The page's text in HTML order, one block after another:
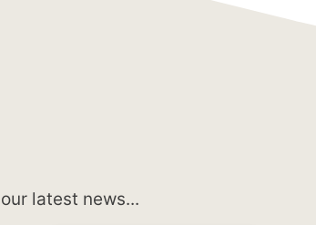
latest news...